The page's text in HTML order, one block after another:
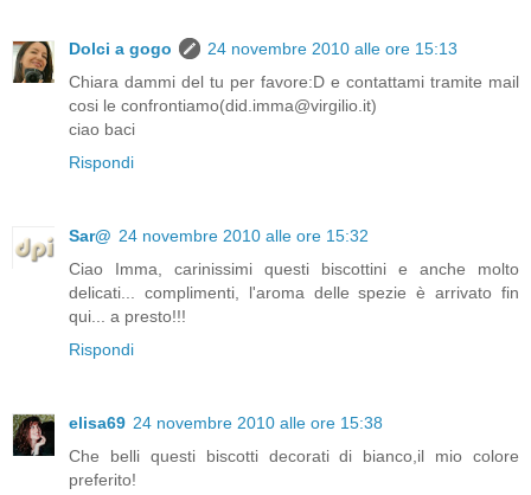
Dolci a gogo
24 novembre 2010 alle ore 15:13
Chiara dammi del tu per favore:D e contattami tramite mail
cosi le confrontiamo(did.imma@virgilio.it)
ciao baci
Rispondi
Sar@ 24 novembre 2010 alle ore 15:32
Ciao Imma, carinissimi questi biscottini e anche molto
delicati... complimenti, l'aroma delle spezie è arrivato fin
qui... a presto!!!
Rispondi
elisa69 24 novembre 2010 alle ore 15:38
Che belli questi biscotti decorati di bianco,il mio colore
preferito!